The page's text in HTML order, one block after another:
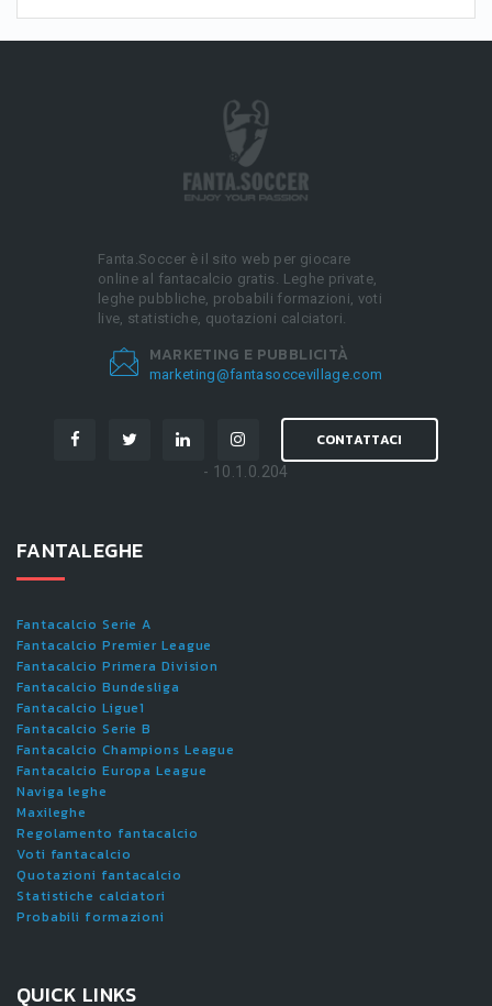
Fanta.Soccer è il sito web per giocare
online al fantacalcio gratis. Leghe private,
leghe pubbliche, probabili formazioni, voti
live, statistiche, quotazioni calciatori.
MARKETING E PUBBLICITÀ
marketing@fantasoccevillage.com
CONTATTACI
- 10.1.0.204
FANTALEGHE
Fantacalcio Serie A
Fantacalcio Premier League
Fantacalcio Primera Division
Fantacalcio Bundesliga
Fantacalcio Ligue1
Fantacalcio Serie B
Fantacalcio Champions League
Fantacalcio Europa League
Naviga leghe
Maxileghe
Regolamento fantacalcio
Voti fantacalcio
Quotazioni fantacalcio
Statistiche calciatori
Probabili formazioni
QUICK LINKS